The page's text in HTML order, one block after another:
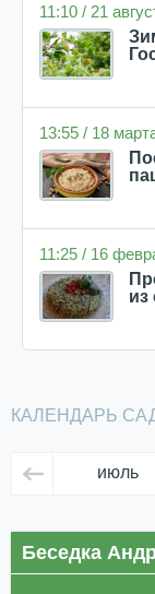
11:10 / 21
13:55 / 18
11:25 / 16
из
КАЛЕНДАРЬ
июль
Беседка